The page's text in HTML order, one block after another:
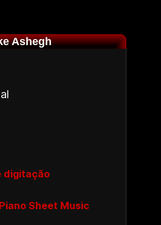
Ashegh
digitação
Piano Sheet Music